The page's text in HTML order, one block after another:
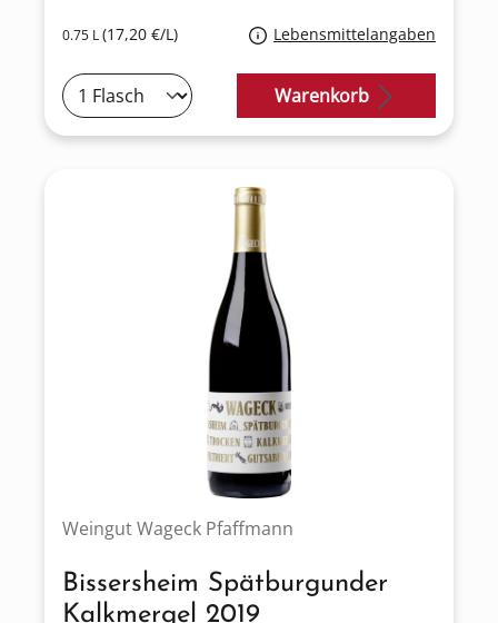
0.75 L(17,20 €/L) Lebensmittelangaben
Warenkorb
Weingut Wageck Pfaffmann
Bissersheim Spätburgunder
Kalkmergel 2019